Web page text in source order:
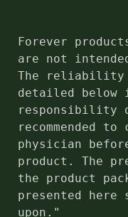
Forever
are not
The reliability
detailed below
responsibility
recommended
physician
product. The
the product
presented
upon."